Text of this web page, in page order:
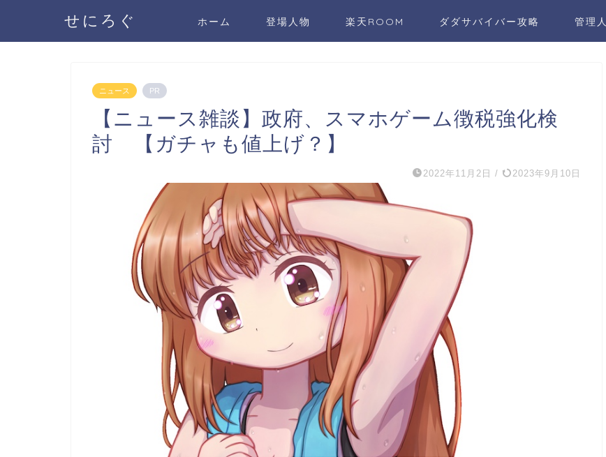
せにろぐ ホーム 登場人物 楽天ROOM ダダサバイバー攻略 管理人
ニュース PR
【ニュース雑談】政府、スマホゲーム徴税強化検
討 【ガチャも値上げ？】
2022年11月2日 / 2023年9月10日